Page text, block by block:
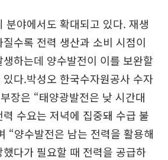
분야에서도 확대되고 있다. 재생
수록 전력 생산과 소비 시점이
하는데 양수발전이 이를 보완할
다.박성오 한국수자원공사 수자
장은 “태양광발전은 낮 시간대
수요는 저녁에 집중돼 수급 불
“양수발전은 남는 전력을 활용해
다가 필요할 때 전력을 공급하